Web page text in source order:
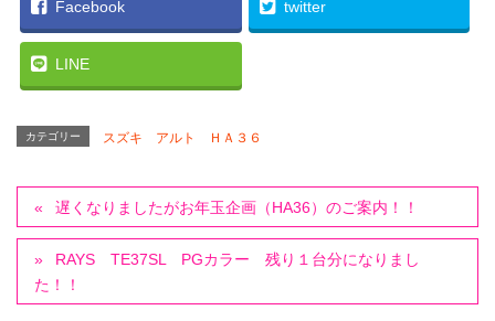
Facebook twitter
LINE
カテゴリー スズキ アルト ＨＡ３６
遅くなりましたがお年玉企画（HA36）のご案内！！
RAYS TE37SL PGカラー 残り１台分になりまし
た！！